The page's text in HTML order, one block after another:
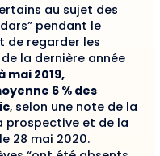
au sujet des
pendant le
de regarder les
la dernière année
mai 2019,
6 % des
, selon une note de la
prospective et de la
28 mai 2020.